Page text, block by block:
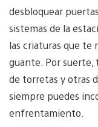
desbloquear
sistemas de la
las criaturas que te
guante. Por suerte,
de torretas y otras
siempre puedes
enfrentamiento.